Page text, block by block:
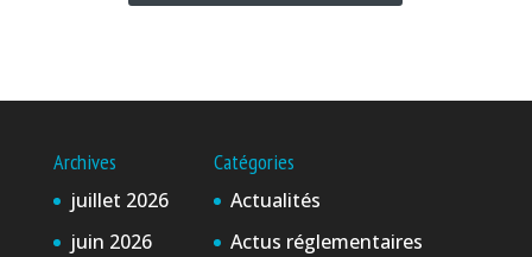
Archives
juillet 2026
juin 2026
Catégories
Actualités
Actus réglementaires